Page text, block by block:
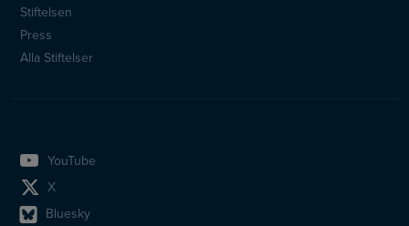
Stiftelsen
Press
Alla Stiftelser
YouTube
X
Bluesky